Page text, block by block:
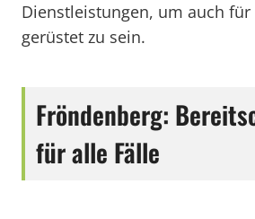
Dienstleistungen, um auch
gerüstet zu sein.
Fröndenberg:
für alle Fälle